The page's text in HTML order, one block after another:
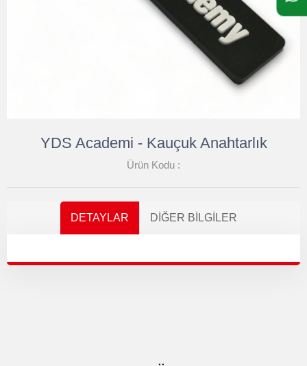
YDS Academi - Kauçuk Anahtarlık
Ürün Kodu :
DETAYLAR DIĞER BILGILER